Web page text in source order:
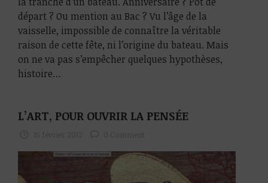
départ ? Ou mention au Bac ? Vu l’âge de la
vaisselle, impossible de connaître la véritable
raison de cette fête, ni l’origine du bateau. Mais
on ne va pas s’empêcher quelques hypothèses,
histoire…
L’ART, POUR OUVRIR LA PENSÉE